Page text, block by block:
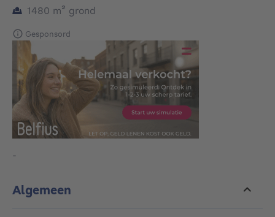
1480 m² vierkante meters
grond
Gesponsord
-
Algemeen